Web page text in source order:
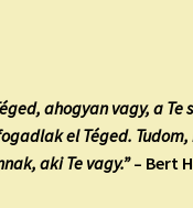
ahogyan vagy, a Te
el Téged.
aki Te vagy.” – Bert